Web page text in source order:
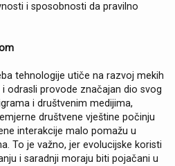
i sposobnosti da pravilno
tehnologije utiče na razvoj mekih
odrasli provode značajan dio svog
i društvenim medijima,
društvene vještine počinju
interakcije malo pomažu u
To je važno, jer evolucijske koristi
i saradnji moraju biti pojačani u